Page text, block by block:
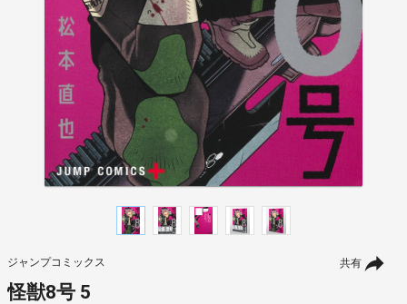
共有
ジャンプコミックス
怪獣8号 5